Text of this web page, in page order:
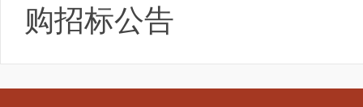
购招标公告